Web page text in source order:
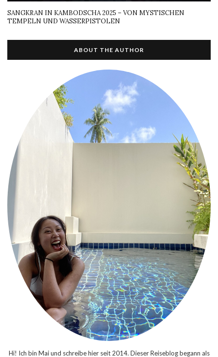
SANGKRAN IN KAMBODSCHA 2025 – VON MYSTISCHEN
TEMPELN UND WASSERPISTOLEN
ABOUT THE AUTHOR
Hi! Ich bin Mai und schreibe hier seit 2014. Dieser Reiseblog begann als